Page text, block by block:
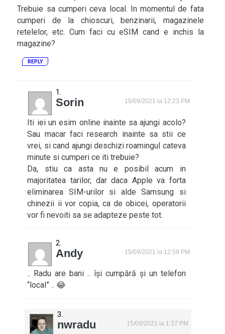
Trebuie sa cumperi ceva local. In momentul de fata
cumperi de la chioscuri, benzinarii, magazinele
retelelor, etc. Cum faci cu eSIM cand e inchis la
magazine?
REPLY
Sorin 15/09/2021 la 12:23 PM
Iti iei un esim online inainte sa ajungi acolo?
Sau macar faci research inainte sa stii ce
vrei, si cand ajungi deschizi roamingul cateva
minute si cumperi ce iti trebuie?
Da, stiu ca asta nu e posibil acum in
majoritatea tarilor, dar daca Apple va forta
eliminarea SIM-urilor si alde Samsung si
chinezii ii vor copia, ca de obicei, operatorii
vor fi nevoiti sa se adapteze peste tot.
Andy 15/09/2021 la 12:59 PM
.. Radu are bani .. își cumpără și un telefon
“local” .. 😂
nwradu 15/09/2021 la 1:37 PM